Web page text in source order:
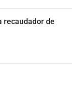
recaudador de